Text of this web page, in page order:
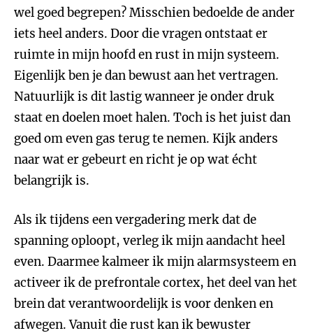
wel goed begrepen? Misschien bedoelde de ander
iets heel anders. Door die vragen ontstaat er
ruimte in mijn hoofd en rust in mijn systeem.
Eigenlijk ben je dan bewust aan het vertragen.
Natuurlijk is dit lastig wanneer je onder druk
staat en doelen moet halen. Toch is het juist dan
goed om even gas terug te nemen. Kijk anders
naar wat er gebeurt en richt je op wat écht
belangrijk is.
Als ik tijdens een vergadering merk dat de
spanning oploopt, verleg ik mijn aandacht heel
even. Daarmee kalmeer ik mijn alarmsysteem en
activeer ik de prefrontale cortex, het deel van het
brein dat verantwoordelijk is voor denken en
afwegen. Vanuit die rust kan ik bewuster